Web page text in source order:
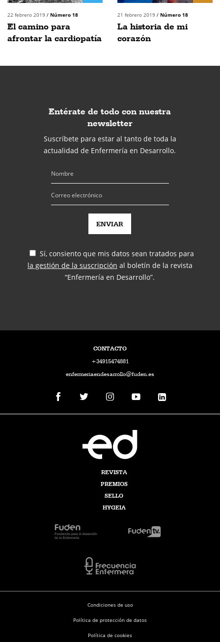
22 febrero 2019 / Número 18
El camino para
afrontar la cardiopatía
21 febrero 2019 / Número 18
La historia de mi
corazón
Entérate de todo con nuestra
newsletter
Suscríbete para estar al tanto de toda la
actualidad de Enfermería en Desarrollo.
Sí, consiento que mis datos sean tratados para
la gestión de la suscripción al boletín de la revista
“Enfermería en Desarrollo”.
CONTACTO
+34915474881
enfermeriaendesarrollo@fuden.es
REVISTA
PREMIOS
SELLO
HYGEIA
Condiciones de uso
Política de protección de datos
Política de cookies